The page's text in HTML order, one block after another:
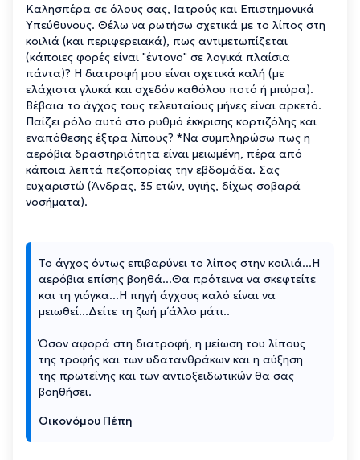
Καλησπέρα σε όλους σας, Ιατρούς και Επιστημονικά
Υπεύθυνους. Θέλω να ρωτήσω σχετικά με το λίπος στη
κοιλιά (και περιφερειακά), πως αντιμετωπίζεται
(κάποιες φορές είναι "έντονο" σε λογικά πλαίσια
πάντα)? Η διατροφή μου είναι σχετικά καλή (με
ελάχιστα γλυκά και σχεδόν καθόλου ποτό ή μπύρα).
Βέβαια το άγχος τους τελευταίους μήνες είναι αρκετό.
Παίζει ρόλο αυτό στο ρυθμό έκκρισης κορτιζόλης και
εναπόθεσης έξτρα λίπους? *Να συμπληρώσω πως η
αερόβια δραστηριότητα είναι μειωμένη, πέρα από
κάποια λεπτά πεζοπορίας την εβδομάδα. Σας
ευχαριστώ (Άνδρας, 35 ετών, υγιής, δίχως σοβαρά
νοσήματα).
Το άγχος όντως επιβαρύνει το λίπος στην κοιλιά...Η
αερόβια επίσης βοηθά...Θα πρότεινα να σκεφτείτε
και τη γιόγκα...Η πηγή άγχους καλό είναι να
μειωθεί...Δείτε τη ζωή μ΄άλλο μάτι..
Όσον αφορά στη διατροφή, η μείωση του λίπους
της τροφής και των υδατανθράκων και η αύξηση
της πρωτεΐνης και των αντιοξειδωτικών θα σας
βοηθήσει.
Οικονόμου Πέπη